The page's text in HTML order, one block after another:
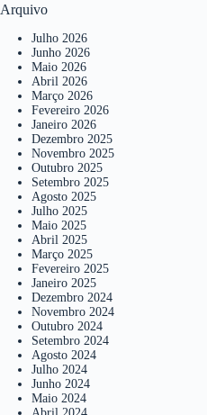
Arquivo
Julho 2026
Junho 2026
Maio 2026
Abril 2026
Março 2026
Fevereiro 2026
Janeiro 2026
Dezembro 2025
Novembro 2025
Outubro 2025
Setembro 2025
Agosto 2025
Julho 2025
Maio 2025
Abril 2025
Março 2025
Fevereiro 2025
Janeiro 2025
Dezembro 2024
Novembro 2024
Outubro 2024
Setembro 2024
Agosto 2024
Julho 2024
Junho 2024
Maio 2024